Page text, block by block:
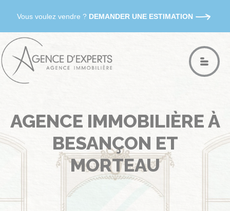
Vous voulez vendre ? DEMANDER UNE ESTIMATION
AGENCE IMMOBILIÈRE À
BESANÇON ET
MORTEAU